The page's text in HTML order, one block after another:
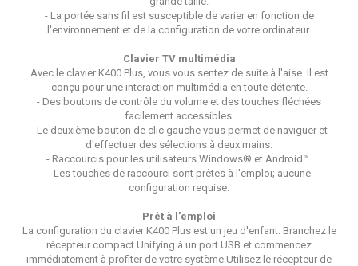
- La portée sans fil est susceptible de varier en fonction de
l'environnement et de la configuration de votre ordinateur.
Clavier TV multimédia
Avec le clavier K400 Plus, vous vous sentez de suite à l'aise. Il est
conçu pour une interaction multimédia en toute détente.
- Des boutons de contrôle du volume et des touches fléchées
facilement accessibles.
- Le deuxième bouton de clic gauche vous permet de naviguer et
d'effectuer des sélections à deux mains.
- Raccourcis pour les utilisateurs Windows® et Android™.
- Les touches de raccourci sont prêtes à l'emploi; aucune
configuration requise.
Prêt à l'emploi
La configuration du clavier K400 Plus est un jeu d'enfant. Branchez le
récepteur compact Unifying à un port USB et commencez
immédiatement à profiter de votre système.Utilisez le récepteur de